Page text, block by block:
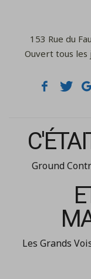
153 Rue du
Ouvert tous les
Ground
Les Grands